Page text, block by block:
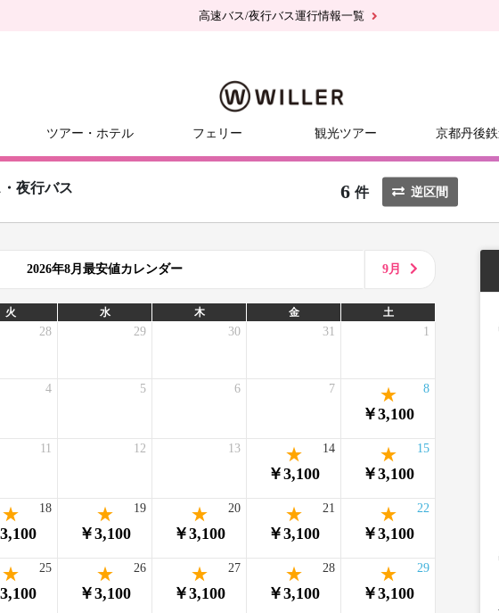
高速バス/夜行バス運行情報一覧
ツアー・ホテル フェリー 観光ツアー 京都丹後
夜行バス 6 件 逆区間
2026年8月最安値カレンダー 9月
火 水 木 金 土
28 29 30 31 1
4 5 6 7
￥3,100
8
11 12 13
￥3,100
14
￥3,100
15
18
￥3,100
19
￥3,100
20
￥3,100
21
￥3,100
22
25
￥3,100
26
￥3,100
27
￥3,100
28
￥3,100
29